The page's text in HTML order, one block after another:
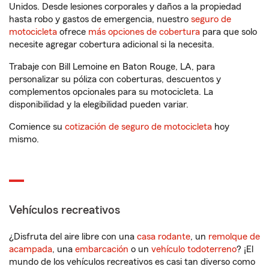
Unidos. Desde lesiones corporales y daños a la propiedad
hasta robo y gastos de emergencia, nuestro seguro de
motocicleta ofrece más opciones de cobertura para que solo
necesite agregar cobertura adicional si la necesita.
Trabaje con Bill Lemoine en Baton Rouge, LA, para
personalizar su póliza con coberturas, descuentos y
complementos opcionales para su motocicleta. La
disponibilidad y la elegibilidad pueden variar.
Comience su cotización de seguro de motocicleta hoy
mismo.
Vehículos recreativos
¿Disfruta del aire libre con una casa rodante, un remolque de
acampada, una embarcación o un vehículo todoterreno? ¡El
mundo de los vehículos recreativos es casi tan diverso como